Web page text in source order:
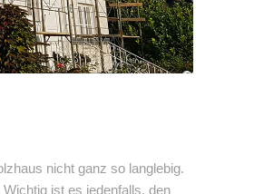
nicht ganz so langlebig.
ist es jedenfalls, den